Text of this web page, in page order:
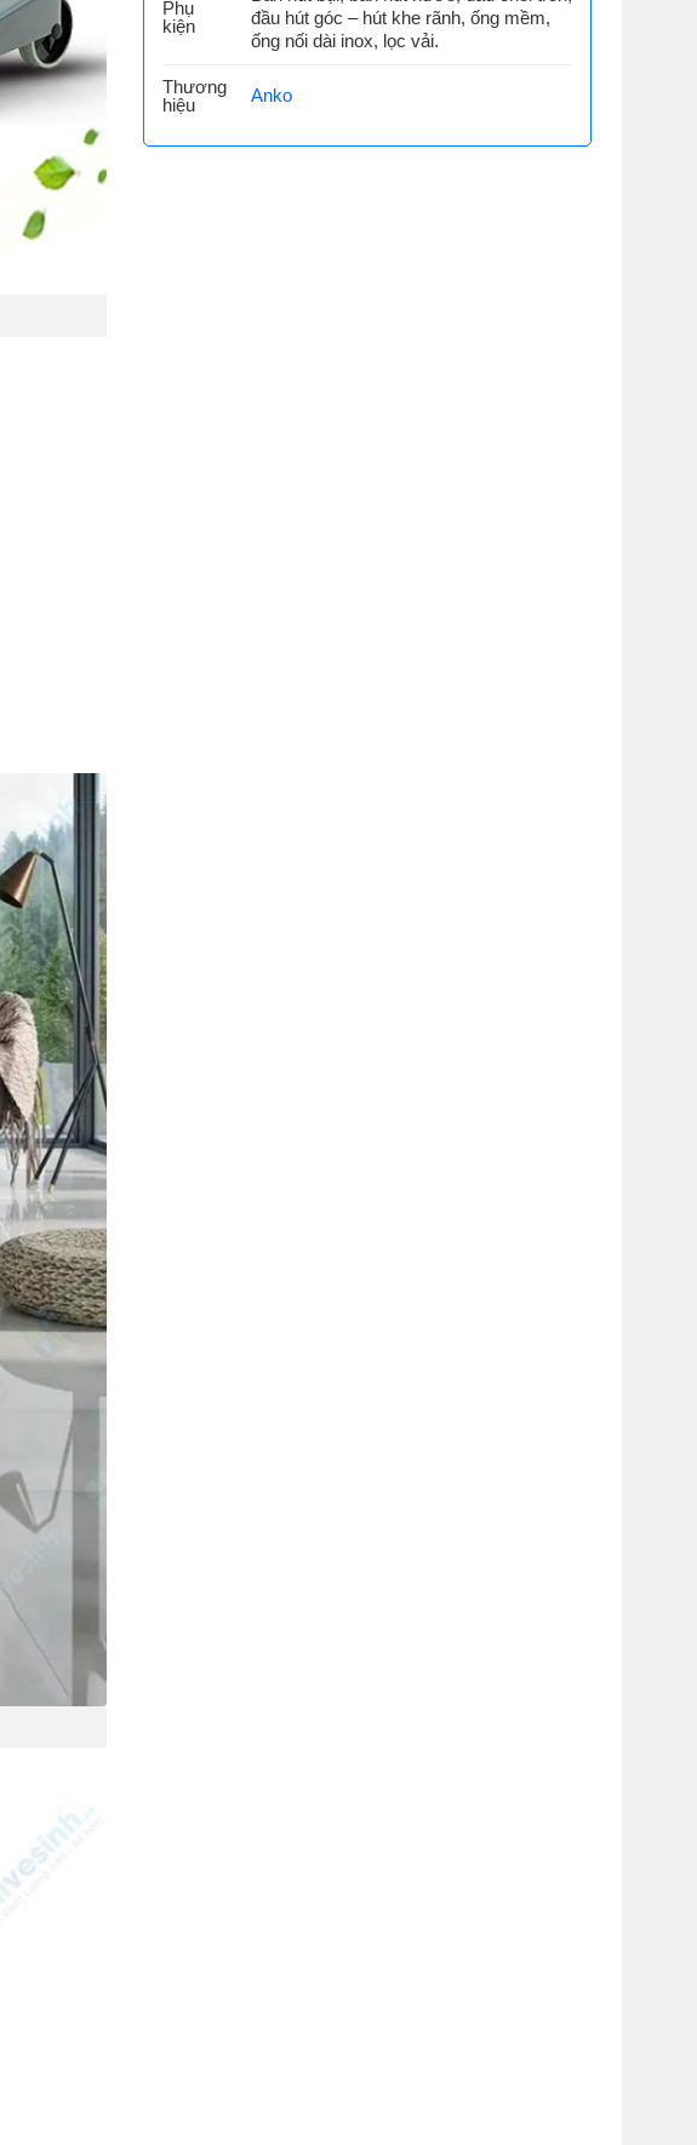
Phụ
kiện
đầu hút góc – hút khe rãnh, ống mềm,
ống nối dài inox, lọc vải.
Thương
hiệu
Anko